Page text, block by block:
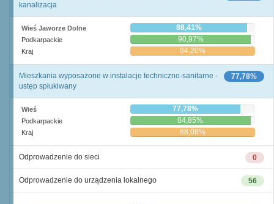
kanalizacja
Wieś Jaworze Dolne 88,41%
Podkarpackie 90,97%
Kraj 94,20%
77,78%
Mieszkania wyposażone w instalacje techniczno-sanitarne -
ustęp spłukiwany
Wieś 77,78%
Podkarpackie 84,85%
Kraj 88,08%
0
Odprowadzenie do sieci
56
Odprowadzenie do urządzenia lokalnego